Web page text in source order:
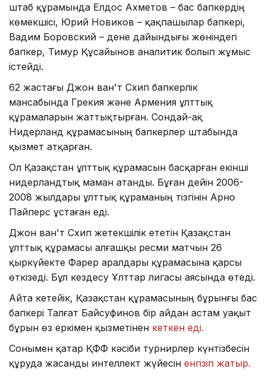
штаб құрамында Елдос Ахметов – бас бапкердің
көмекшісі, Юрий Новиков – қақпашылар бапкері,
Вадим Боровский – дене дайындығы жөніндегі
бапкер, Тимур Құсайынов аналитик болып жұмыс
істейді.
62 жастағы Джон ван'т Схип бапкерлік
мансабында Грекия және Армения ұлттық
құрамаларын жаттықтырған. Сондай-ақ
Нидерланд құрамасының бапкерлер штабында
қызмет атқарған.
Ол Қазақстан ұлттық құрамасын басқарған екінші
нидерландтық маман атанды. Бұған дейін 2006-
2008 жылдары ұлттық құраманың тізгінін Арно
Пайперс ұстаған еді.
Джон ван'т Схип жетекшілік ететін Қазақстан
ұлттық құрамасы алғашқы ресми матчын 26
қыркүйекте Фарер аралдары құрамасына қарсы
өткізеді. Бұл кездесу Ұлттар лигасы аясында өтеді.
Айта кетейік, Қазақстан құрамасының бұрынғы бас
бапкері Талғат Байсуфинов бір айдан астам уақыт
бұрын өз еркімен қызметінен кеткен еді.
Сонымен қатар ҚФФ кәсіби турнирлер күнтізбесін
құруда жасанды интеллект жүйесін енгізіп жатыр.